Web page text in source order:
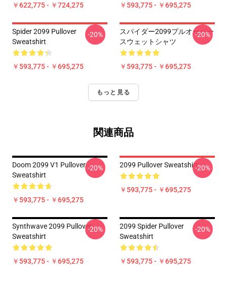
￥622,775 - ￥724,275 ￥593,775 - ￥695,275
Spider 2099 Pullover
Sweatshirt
￥593,775 - ￥695,275
-20%
スパイダー2099プルオーバー
スウェットシャツ
￥593,775 - ￥695,275
-20%
もっと見る
関連商品
Doom 2099 V1 Pullover
Sweatshirt
￥593,775 - ￥695,275
-20% 2099 Pullover Sweatshirt
￥593,775 - ￥695,275
-20%
Synthwave 2099 Pullover
Sweatshirt
￥593,775 - ￥695,275
-20%
2099 Spider Pullover
Sweatshirt
￥593,775 - ￥695,275
-20%